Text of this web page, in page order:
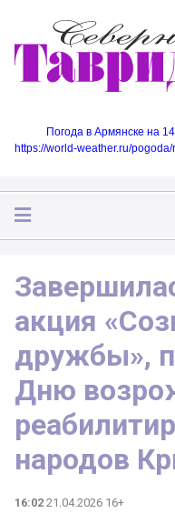
Погода в Армянске на
https://world-weather.ru/
акция
дружбы»,
Дню
народов
16:02 21.04.2026 16+